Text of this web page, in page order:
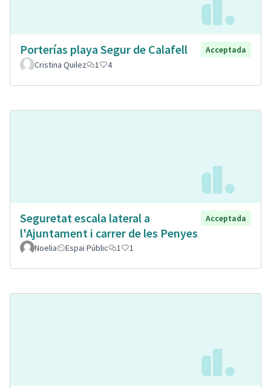
Porterías playa Segur de Calafell
Acceptada
Cristina Quilez
1 4
Seguretat escala lateral a
l'Ajuntament i carrer de les Penyes
Acceptada
Noelia Espai Públic 1 1